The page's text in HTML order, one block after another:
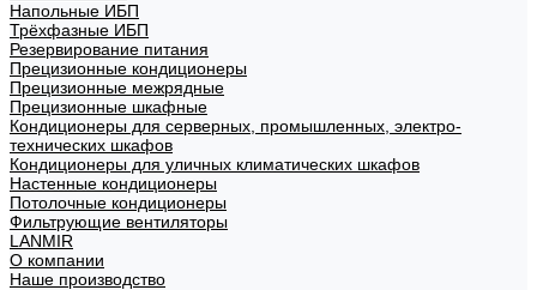
Напольные ИБП
Трёхфазные ИБП
Резервирование питания
Прецизионные кондиционеры
Прецизионные межрядные
Прецизионные шкафные
Кондиционеры для серверных, промышленных, электро-
технических шкафов
Кондиционеры для уличных климатических шкафов
Настенные кондиционеры
Потолочные кондиционеры
Фильтрующие вентиляторы
LANMIR
О компании
Наше производство